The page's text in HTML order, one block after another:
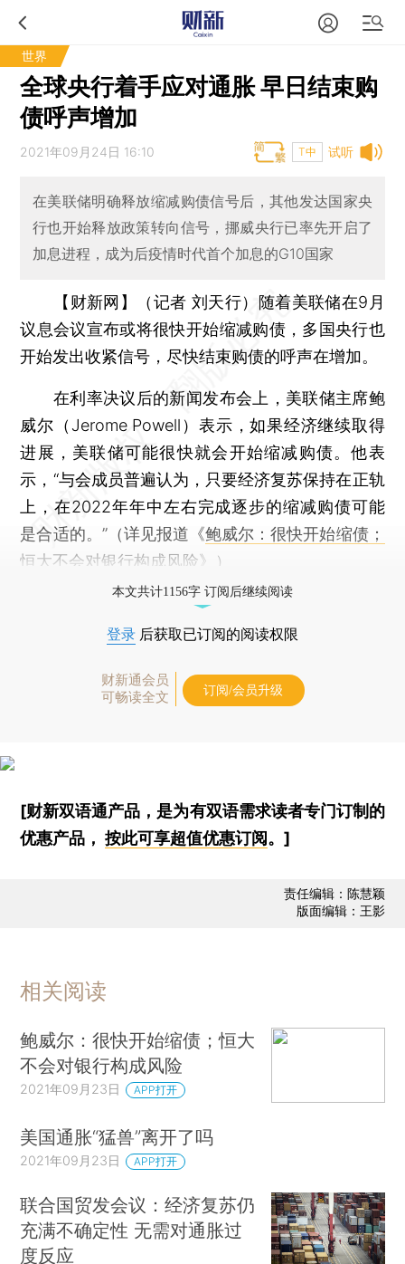
世界
全球央行着手应对通胀 早日结束购
债呼声增加
试听
2021年09月24日 16:10 T中
在美联储明确释放缩减购债信号后，其他发达国家央
行也开始释放政策转向信号，挪威央行已率先开启了
加息进程，成为后疫情时代首个加息的G10国家
【财新网】（记者 刘天行） 随着美联储在9月
议息会议宣布或将很快开始缩减购债，多国央行也
开始发出收紧信号，尽快结束购债的呼声在增加。
在利率决议后的新闻发布会上，美联储主席鲍
威尔（Jerome Powell）表示，如果经济继续取得
进展，美联储可能很快就会开始缩减购债。他表
示，“与会成员普遍认为，只要经济复苏保持在正轨
上，在2022年年中左右完成逐步的缩减购债可能
是合适的。”（详见报道《鲍威尔：很快开始缩债；
恒大不会对银行构成风险》）
本文共计1156字 订阅后继续阅读
登录 后获取已订阅的阅读权限
财新通会员
可畅读全文
订阅/会员升级
[财新双语通产品，是为有双语需求读者专门订制的
优惠产品，按此可享超值优惠订阅 。]
责任编辑：陈慧颖
版面编辑：王影
相关阅读
鲍威尔：很快开始缩债；恒大
不会对银行构成风险
2021年09月23日 APP打开
美国通胀“猛兽”离开了吗
2021年09月23日 APP打开
联合国贸发会议：经济复苏仍
充满不确定性 无需对通胀过
度反应